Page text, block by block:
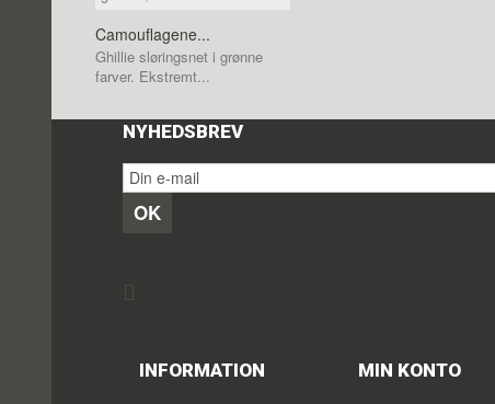
Camouflagene...
Ghillie sløringsnet i grønne
farver. Ekstremt...
NYHEDSBREV
OK
INFORMATION MIN KONTO